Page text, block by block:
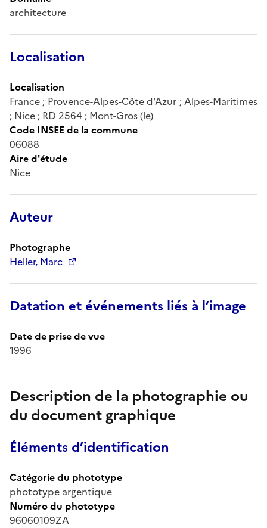
architecture
Localisation
Localisation
France ; Provence-Alpes-Côte d'Azur ; Alpes-Maritimes
; Nice ; RD 2564 ; Mont-Gros (le)
Code INSEE de la commune
06088
Aire d'étude
Nice
Auteur
Photographe
Heller, Marc
Datation et événements liés à l’image
Date de prise de vue
1996
Description de la photographie ou
du document graphique
Éléments d’identification
Catégorie du phototype
phototype argentique
Numéro du phototype
96060109ZA